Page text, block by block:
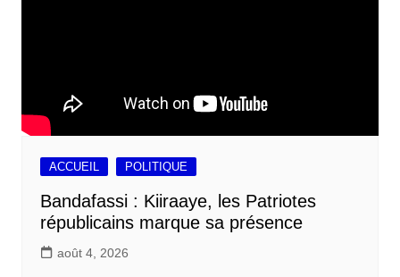
ACCUEIL POLITIQUE
Bandafassi : Kiiraaye, les Patriotes
républicains marque sa présence
août 4, 2026